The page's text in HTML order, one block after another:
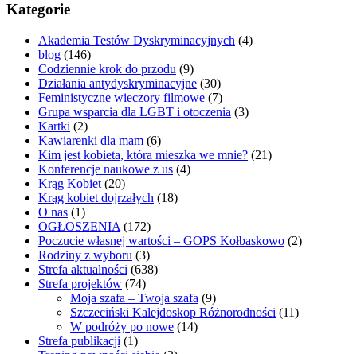
Kategorie
Akademia Testów Dyskryminacyjnych (4)
blog (146)
Codziennie krok do przodu (9)
Działania antydyskryminacyjne (30)
Feministyczne wieczory filmowe (7)
Grupa wsparcia dla LGBT i otoczenia (3)
Kartki (2)
Kawiarenki dla mam (6)
Kim jest kobieta, która mieszka we mnie? (21)
Konferencje naukowe z us (4)
Krąg Kobiet (20)
Krąg kobiet dojrzałych (18)
O nas (1)
OGŁOSZENIA (172)
Poczucie własnej wartości – GOPS Kołbaskowo (2)
Rodziny z wyboru (3)
Strefa aktualności (638)
Strefa projektów (74)
Moja szafa – Twoja szafa (9)
Szczeciński Kalejdoskop Różnorodności (11)
W podróży po nowe (14)
Strefa publikacji (1)